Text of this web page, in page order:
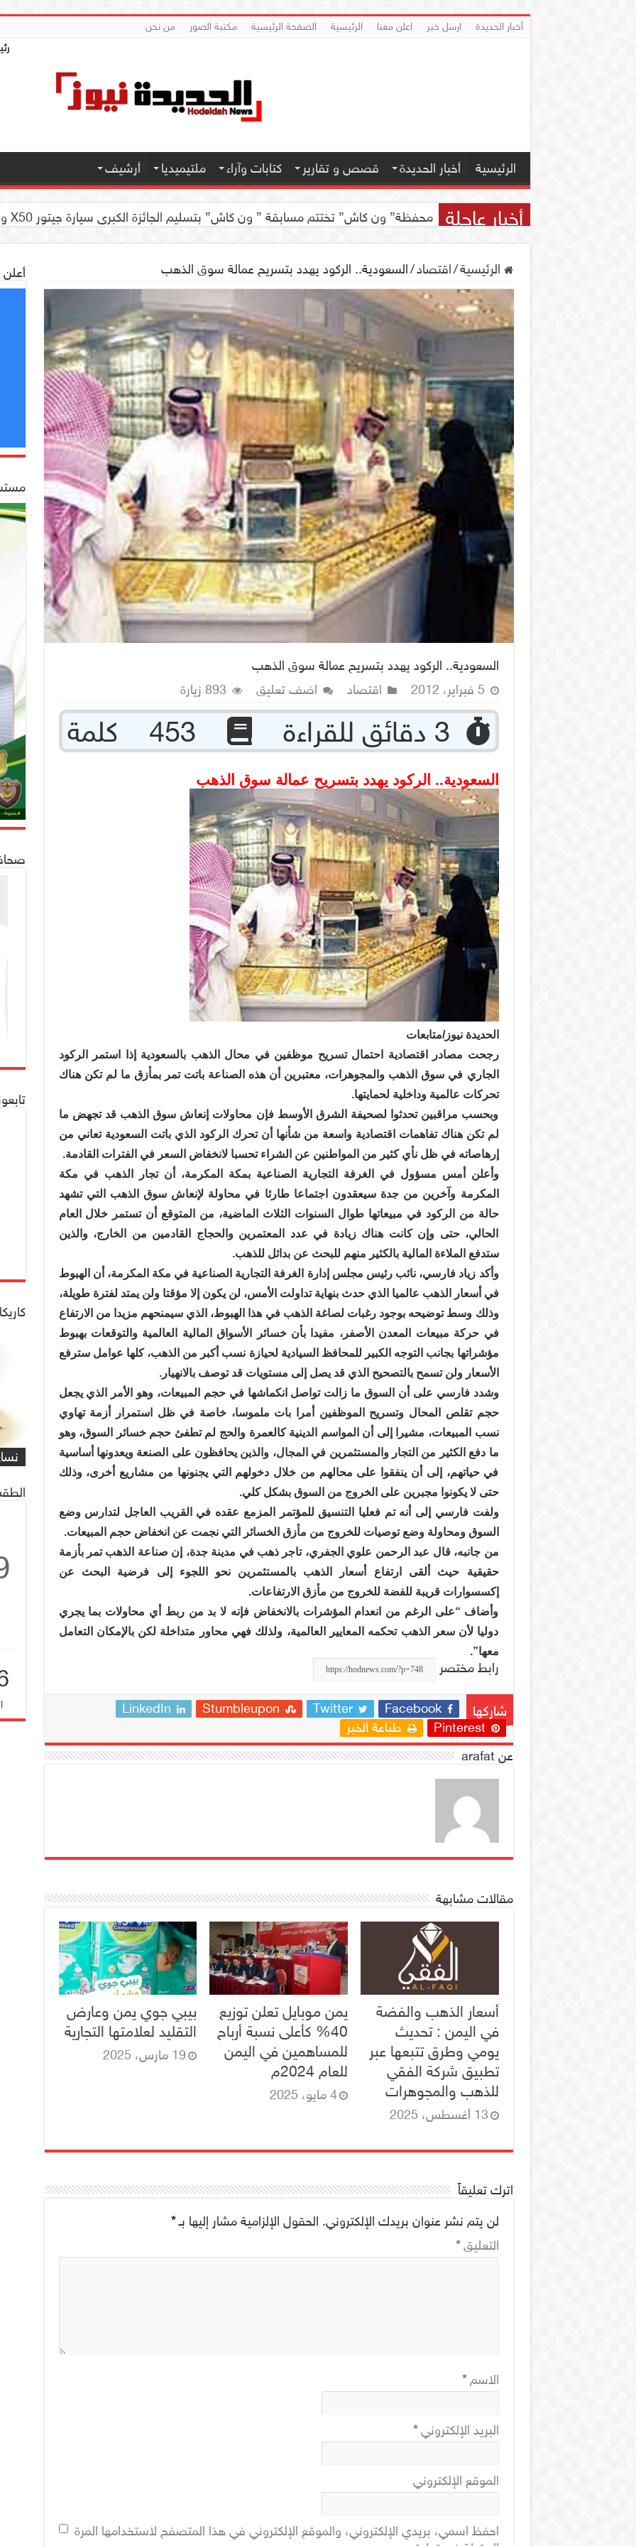
أخبار الحديدة ارسل خبر اعلن معنا الرئيسية الصفحة الرئيسية مكتبة الصور
من نحن
الرئيسية أخبار الحديدة قصص و تقارير كتابات وآراء ملتيميديا أرشيف
أخبار عاجلة محفظة” ون كاش” تختتم مسابقة ” ون كاش” بتسليم الجائزة الكبرى سيارة جيتور X50 والجوائز المالية لموديل 2026 بصنعاء
اجتماع للجمعية اليمنية العلمية للجهاز الهضمي تحضيراً لأول مؤتمر طبي لها
الرئيسية/اقتصاد/السعودية.. الركود يهدد بتسريح عمالة سوق الذهب
السعودية.. الركود يهدد بتسريح عمالة سوق الذهب
5 فبراير، 2012
اقتصاد اضف تعليق 893 زيارة
السعودية.. الركود يهدد بتسريح عمالة سوق الذهب
الحديدة نيوز/متابعات
رجحت مصادر اقتصادية احتمال تسريح موظفين في محال الذهب بالسعودية إذا استمر الركود
الجاري في سوق الذهب والمجوهرات، معتبرين أن هذه الصناعة باتت تمر بمأزق ما لم تكن هناك
تحركات عالمية وداخلية لحمايتها.
وبحسب مراقبين تحدثوا لصحيفة الشرق الأوسط فإن محاولات إنعاش سوق الذهب قد تجهض ما
لم تكن هناك تفاهمات اقتصادية واسعة من شأنها أن تحرك الركود الذي باتت السعودية تعاني من
إرهاصاته في ظل نأي كثير من المواطنين عن الشراء تحسبا لانخفاض السعر في الفترات القادمة.
وأعلن أمس مسؤول في الغرفة التجارية الصناعية بمكة المكرمة، أن تجار الذهب في مكة
المكرمة وآخرين من جدة سيعقدون اجتماعا طارئا في محاولة لإنعاش سوق الذهب التي تشهد
حالة من الركود في مبيعاتها طوال السنوات الثلاث الماضية، من المتوقع أن تستمر خلال العام
الحالي، حتى وإن كانت هناك زيادة في عدد المعتمرين والحجاج القادمين من الخارج، والذين
ستدفع الملاءة المالية بالكثير منهم للبحث عن بدائل للذهب.
وأكد زياد فارسي، نائب رئيس مجلس إدارة الغرفة التجارية الصناعية في مكة المكرمة، أن الهبوط
في أسعار الذهب عالميا الذي حدث بنهاية تداولت الأمس، لن يكون إلا مؤقتا ولن يمتد لفترة طويلة،
وذلك وسط توضيحه بوجود رغبات لصاغة الذهب في هذا الهبوط، الذي سيمنحهم مزيدا من الارتفاع
في حركة مبيعات المعدن الأصفر، مفيدا بأن خسائر الأسواق المالية العالمية والتوقعات بهبوط
مؤشراتها بجانب التوجه الكبير للمحافظ السيادية لحيازة نسب أكبر من الذهب، كلها عوامل سترفع
الأسعار ولن تسمح بالتصحيح الذي قد يصل إلى مستويات قد توصف بالانهيار.
وشدد فارسي على أن السوق ما زالت تواصل انكماشها في حجم المبيعات، وهو الأمر الذي يجعل
حجم تقلص المحال وتسريح الموظفين أمرا بات ملموسا، خاصة في ظل استمرار أزمة تهاوي
نسب المبيعات، مشيرا إلى أن المواسم الدينية كالعمرة والحج لم تطفئ حجم خسائر السوق، وهو
ما دفع الكثير من التجار والمستثمرين في المجال، والذين يحافظون على الصنعة ويعدونها أساسية
في حياتهم، إلى أن ينفقوا على محالهم من خلال دخولهم التي يجنونها من مشاريع أخرى، وذلك
حتى لا يكونوا مجبرين على الخروج من السوق بشكل كلي.
ولفت فارسي إلى أنه تم فعليا التنسيق للمؤتمر المزمع عقده في القريب العاجل لتدارس وضع
السوق ومحاولة وضع توصيات للخروج من مأزق الخسائر التي نجمت عن انخفاض حجم المبيعات.
من جانبه، قال عبد الرحمن علوي الجفري، تاجر ذهب في مدينة جدة، إن صناعة الذهب تمر بأزمة
حقيقية حيث ألقى ارتفاع أسعار الذهب بالمستثمرين نحو اللجوء إلى فرضية البحث عن
إكسسوارات قريبة للفضة للخروج من مأزق الارتفاعات.
وأضاف “على الرغم من انعدام المؤشرات بالانخفاض فإنه لا بد من ربط أي محاولات بما يجري
دوليا لأن سعر الذهب تحكمه المعايير العالمية، ولذلك فهي محاور متداخلة لكن بالإمكان التعامل
معها”.
رابط مختصر
شاركها Facebook
Twitter
Stumbleupon
LinkedIn
Pinterest
طباعة الخبر
عن arafat
مقالات مشابهة
أسعار الذهب والفضة
في اليمن : تحديث
يومي وطرق تتبعها عبر
تطبيق شركة الفقي
للذهب والمجوهرات
13 أغسطس، 2025
يمن موبايل تعلن توزيع
40% كأعلى نسبة أرباح
للمساهمين في اليمن
للعام 2024م
4 مايو، 2025
بيبي جوي يمن وعارض
التقليد لعلامتها التجارية
19 مارس، 2025
اترك تعليقاً
لن يتم نشر عنوان بريدك الإلكتروني. الحقول الإلزامية مشار إليها بـ*
التعليق*
الاسم*
البريد الإلكتروني*
الموقع الإلكتروني
احفظ اسمي، بريدي الإلكتروني، والموقع الإلكتروني في هذا المتصفح لاستخدامها المرة
أعلن
صحافة
/يصادف 1